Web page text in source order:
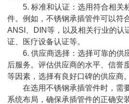
5. 标准和认证：选用符合相关
件。例如，不锈钢承插管件可以符
ANSI、DIN等，以及相关行业的认
证、医疗设备认证等。
6. 供应商选择：选择可靠的供
后服务。评估供应商的水平、信誉
等因素，选择有良好口碑的供应商。
在选用不锈钢承插管件时，需
系统布局，确保承插管件的正确安